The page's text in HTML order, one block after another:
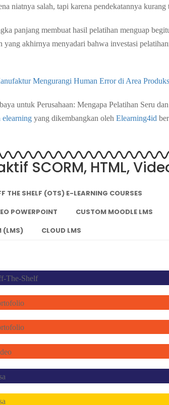
niatnya salah, tapi karena pendekatannya kurang
panjang membuat hasil pelatihan menguap
akhirnya menyadari bahwa investasi
Mengurangi Human Error di Area
untuk Perusahaan: Mengapa Pelatihan Seru dan
yang dikembangkan oleh Elearning4id
SCORM, HTML,
THE SHELF (OTS) E-LEARNING COURSES
POWERPOINT
CUSTOM MOODLE LMS
(LMS)
CLOUD LMS